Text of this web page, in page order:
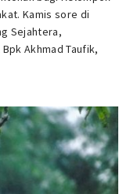
Kamis sore di
Sejahtera,
Akhmad Taufik,